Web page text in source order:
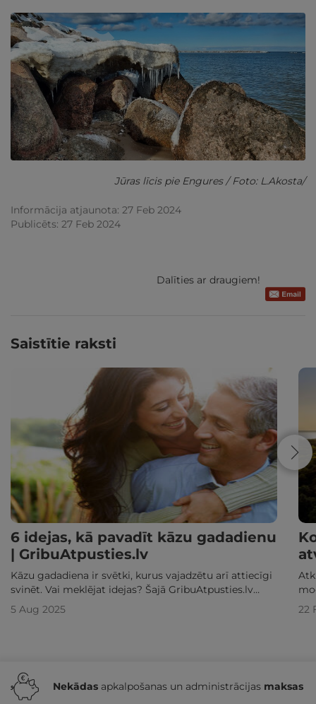
Jūras līcis pie Engures / Foto: L.Akosta/
Informācija atjaunota: 27 Feb 2024
Publicēts: 27 Feb 2024
Dalīties ar draugiem!
Saistītie raksti
6 idejas, kā pavadīt kāzu gadadienu
| GribuAtpusties.lv
Kāzu gadadiena ir svētki, kurus vajadzētu arī attiecīgi
svinēt. Vai meklējat idejas? Šajā GribuAtpusties.lv
rakstā uzziniet, kā pavadīt kāzu gadadienu!
5 Aug 2025 22
Nekādas apkalpošanas un administrācijas maksas